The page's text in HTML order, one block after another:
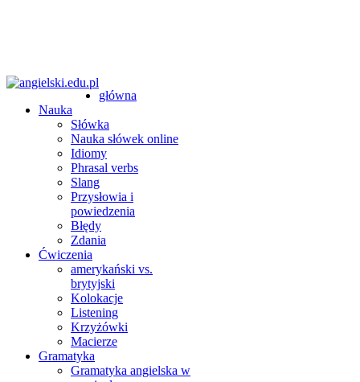
główna
Nauka
Słówka
Nauka słówek online
Idiomy
Phrasal verbs
Slang
Przysłowia i
powiedzenia
Błędy
Zdania
Ćwiczenia
amerykański vs.
brytyjski
Kolokacje
Listening
Krzyżówki
Macierze
Gramatyka
Gramatyka angielska w